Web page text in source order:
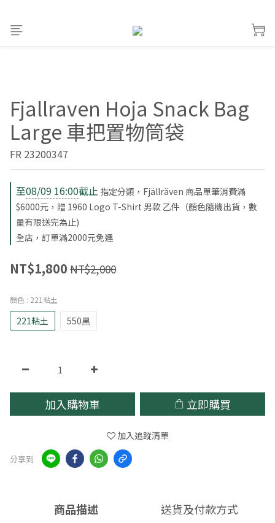
Fjallraven Hoja Snack Bag
Large 車把置物筒袋
FR 23200347
至08/09 16:00截止 指定分類，Fjällräven 商品單筆消費滿
$6000元，贈 1960 Logo T-Shirt 男款 乙件（顏色隨機出貨，數
量有限送完為止)
全店，訂單滿2000元免運
NT$1,800 NT$2,000
顏色 : 221粘土
221粘土 550黑
加入購物車 立即購買
加入追蹤清單
分享到
商品描述 送貨及付款方式